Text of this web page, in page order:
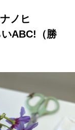
ノヒ
ABC!（勝